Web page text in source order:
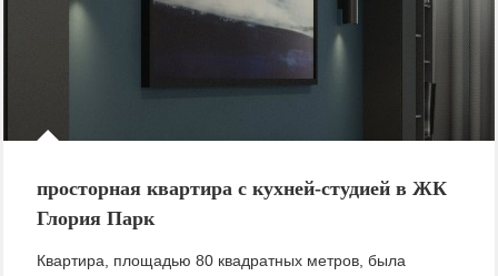
просторная квартира с кухней-студией в ЖК
Глория Парк
Квартира, площадью 80 квадратных метров, была